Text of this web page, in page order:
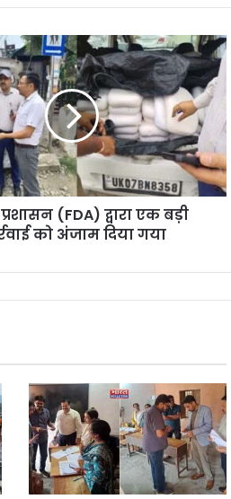
(FDA) द्वारा एक बड़ी
को अंजाम दिया गया